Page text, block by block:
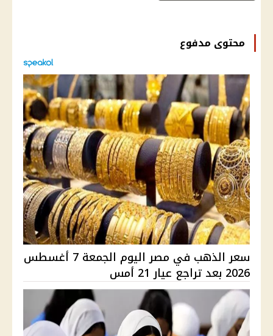
محتوى مدفوع
سعر الذهب في مصر اليوم الجمعة 7 أغسطس
2026 بعد تراجع عيار 21 أمس